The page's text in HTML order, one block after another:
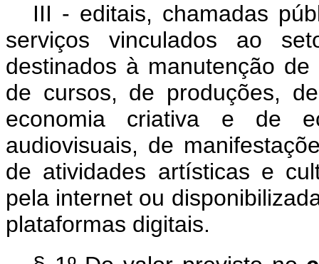
III - editais, chamadas
serviços vinculados ao
destinados à manutenção
de cursos, de produções,
economia criativa e de
audiovisuais, de
de atividades artísticas e
pela internet ou
plataformas digitais.